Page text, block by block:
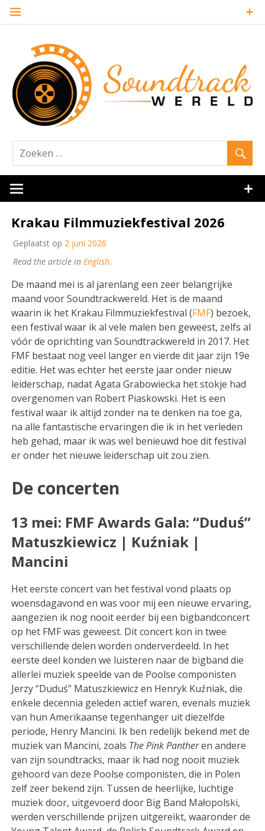
Naar
springen
Krakau Filmmuziekfestival 2026
Geplaatst op 2 juni 2026
Read the article in English.
De maand mei is al jarenlang een zeer belangrijke
maand voor Soundtrackwereld. Het is de maand
waarin ik het Krakau Filmmuziekfestival (FMF) bezoek,
een festival waar ik al vele malen ben geweest, zelfs al
vóór de oprichting van Soundtrackwereld in 2017. Het
FMF bestaat nog veel langer en vierde dit jaar zijn 19e
editie. Het was echter het eerste jaar onder nieuw
leiderschap, nadat Agata Grabowiecka het stokje had
overgenomen van Robert Piaskowski. Het is een
festival waar ik altijd zonder na te denken na toe ga,
na alle fantastische ervaringen die ik in het verleden
heb gehad, maar ik was wel benieuwd hoe dit festival
er onder het nieuwe leiderschap uit zou zien.
De concerten
13 mei: FMF Awards Gala: “Duduś”
Matuszkiewicz | Kuźniak |
Mancini
Het eerste concert van het festival vond plaats op
woensdagavond en was voor mij een nieuwe ervaring,
aangezien ik nog nooit eerder bij een bigbandconcert
op het FMF was geweest. Dit concert kon in twee
verschillende delen worden onderverdeeld. In het
eerste deel konden we luisteren naar de bigband die
allerlei muziek speelde van de Poolse componisten
Jerzy “Duduś” Matuszkiewicz en Henryk Kuźniak, die
enkele decennia geleden actief waren, evenals muziek
van hun Amerikaanse tegenhanger uit diezelfde
periode, Henry Mancini. Ik ben redelijk bekend met de
muziek van Mancini, zoals The Pink Pantheren andere
van zijn soundtracks, maar ik had nog nooit muziek
gehoord van deze Poolse componisten, die in Polen
zelf zeer bekend zijn. Tussen de heerlijke, luchtige
muziek door, uitgevoerd door Big Band Małopolski,
werden verschillende prijzen uitgereikt, waaronder de